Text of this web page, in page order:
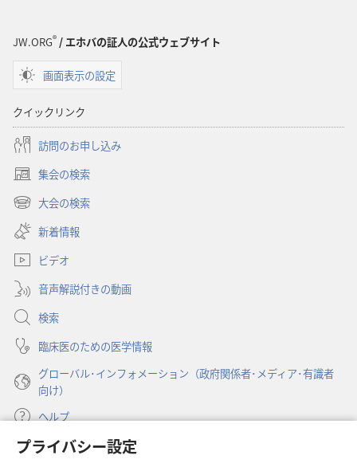
プライバシー設定
年
年
JW.ORG®/ エホバの証人の公式ウェブサイト
画面表示の設定
クイックリンク
訪問のお申し込み
集会の検索
（新
し
タ
で
開
く）
大会の検索
（新
し
い
タ
ブ
で
開
く）
新着情報
ビデオ
音声解説付きの動画
検索
臨床医のための医学情報
グローバル･インフォメーション（政府関係者･メディア･有識者
向け）
ヘルプ
寄付